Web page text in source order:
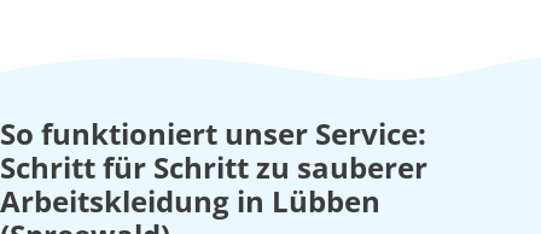
So funktioniert unser Service:
Schritt für Schritt zu sauberer
Arbeitskleidung in Lübben